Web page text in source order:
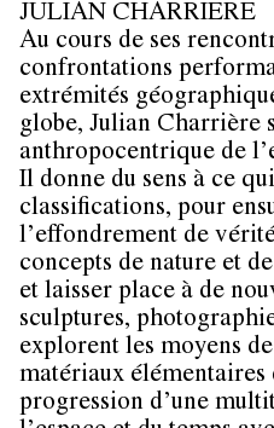
JULIAN CHARRIERE
Au cours de ses
confrontations
extrémités
globe, Julian Charrière
anthropocentrique de
Il donne du sens à ce
classifications, pour
l’effondrement de
concepts de nature et
et laisser place à de
sculptures,
explorent les moyens
matériaux
progression d’une